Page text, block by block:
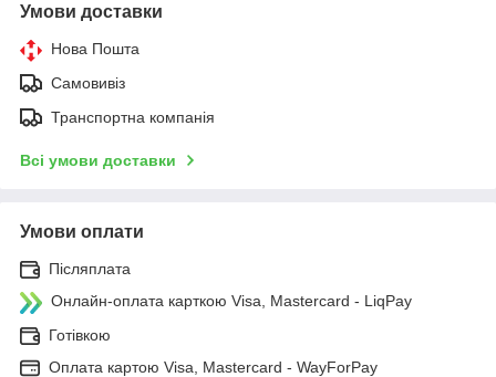
Умови доставки
Нова Пошта
Самовивіз
Транспортна компанія
Всі умови доставки
Умови оплати
Післяплата
Онлайн-оплата карткою Visa, Mastercard - LiqPay
Готівкою
Оплата картою Visa, Mastercard - WayForPay